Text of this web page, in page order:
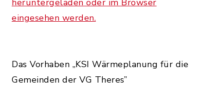
heruntergeladen oder im Browser
eingesehen werden.
Das Vorhaben „KSI Wärmeplanung für die
Gemeinden der VG Theres”